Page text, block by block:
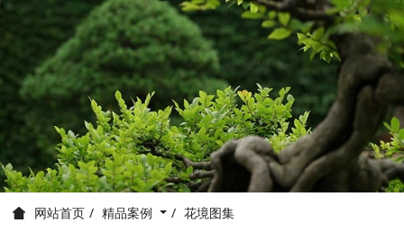
网站首页 精品案例 花境图集